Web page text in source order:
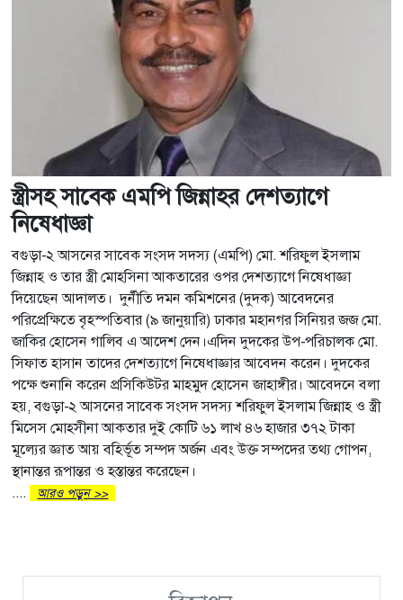
স্ত্রীসহ সাবেক এমপি জিন্নাহর দেশত্যাগে
নিষেধাজ্ঞা
বগুড়া-২ আসনের সাবেক সংসদ সদস্য (এমপি) মো. শরিফুল ইসলাম
জিন্নাহ ও তার স্ত্রী মোহসিনা আকতারের ওপর দেশত্যাগে নিষেধাজ্ঞা
দিয়েছেন আদালত। দুর্নীতি দমন কমিশনের (দুদক) আবেদনের
পরিপ্রেক্ষিতে বৃহস্পতিবার (৯ জানুয়ারি) ঢাকার মহানগর সিনিয়র জজ মো.
জাকির হোসেন গালিব এ আদেশ দেন।এদিন দুদকের উপ-পরিচালক মো.
সিফাত হাসান তাদের দেশত্যাগে নিষেধাজ্ঞার আবেদন করেন। দুদকের
পক্ষে শুনানি করেন প্রসিকিউটর মাহমুদ হোসেন জাহাঙ্গীর। আবেদনে বলা
হয়, বগুড়া-২ আসনের সাবেক সংসদ সদস্য শরিফুল ইসলাম জিন্নাহ ও স্ত্রী
মিসেস মোহসীনা আকতার দুই কোটি ৬১ লাখ ৪৬ হাজার ৩৭২ টাকা
মূল্যের জ্ঞাত আয় বহির্ভূত সম্পদ অর্জন এবং উক্ত সম্পদের তথ্য গোপন,
স্থানান্তর রূপান্তর ও হস্তান্তর করেছেন।
....
আরও পড়ুন >>